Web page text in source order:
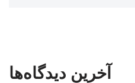
آخرین دیدگاه‌ها